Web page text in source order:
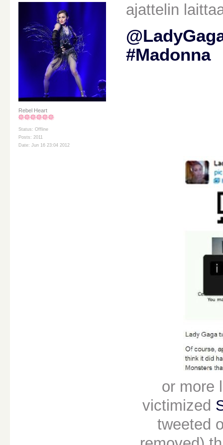
Rebel Heart
Status: Offline
Posts: 2011
Date: Jun 16 23:04 2012
ajattelin
#Madonna
or more
victimized
tweeted